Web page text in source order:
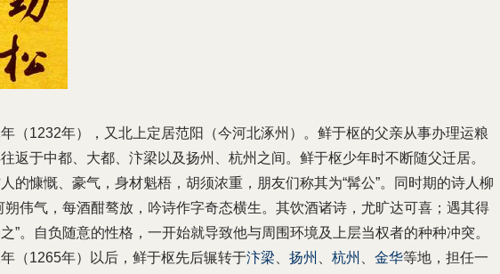
（1232年），又北上定居范阳（今河北涿州）。鲜于枢的父亲从事办理运粮
返于中都、大都、汴梁以及扬州、杭州之间。鲜于枢少年时不断随父迁居。
的慷慨、豪气，身材魁梧，胡须浓重，朋友们称其为“髯公”。同时期的诗人柳
朔伟气，每酒酣骜放，吟诗作字奇态横生。其饮酒诸诗，尤旷达可喜；遇其得
”。自负随意的性格，一开始就导致他与周围环境及上层当权者的种种冲突。
（1265年）以后，鲜于枢先后辗转于汴梁 扬州 杭州 金华等地，担任一